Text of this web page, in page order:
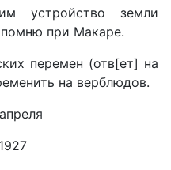
устройство земли
помню при Макаре.
перемен (отв[ет] на
на верблюдов.
1927